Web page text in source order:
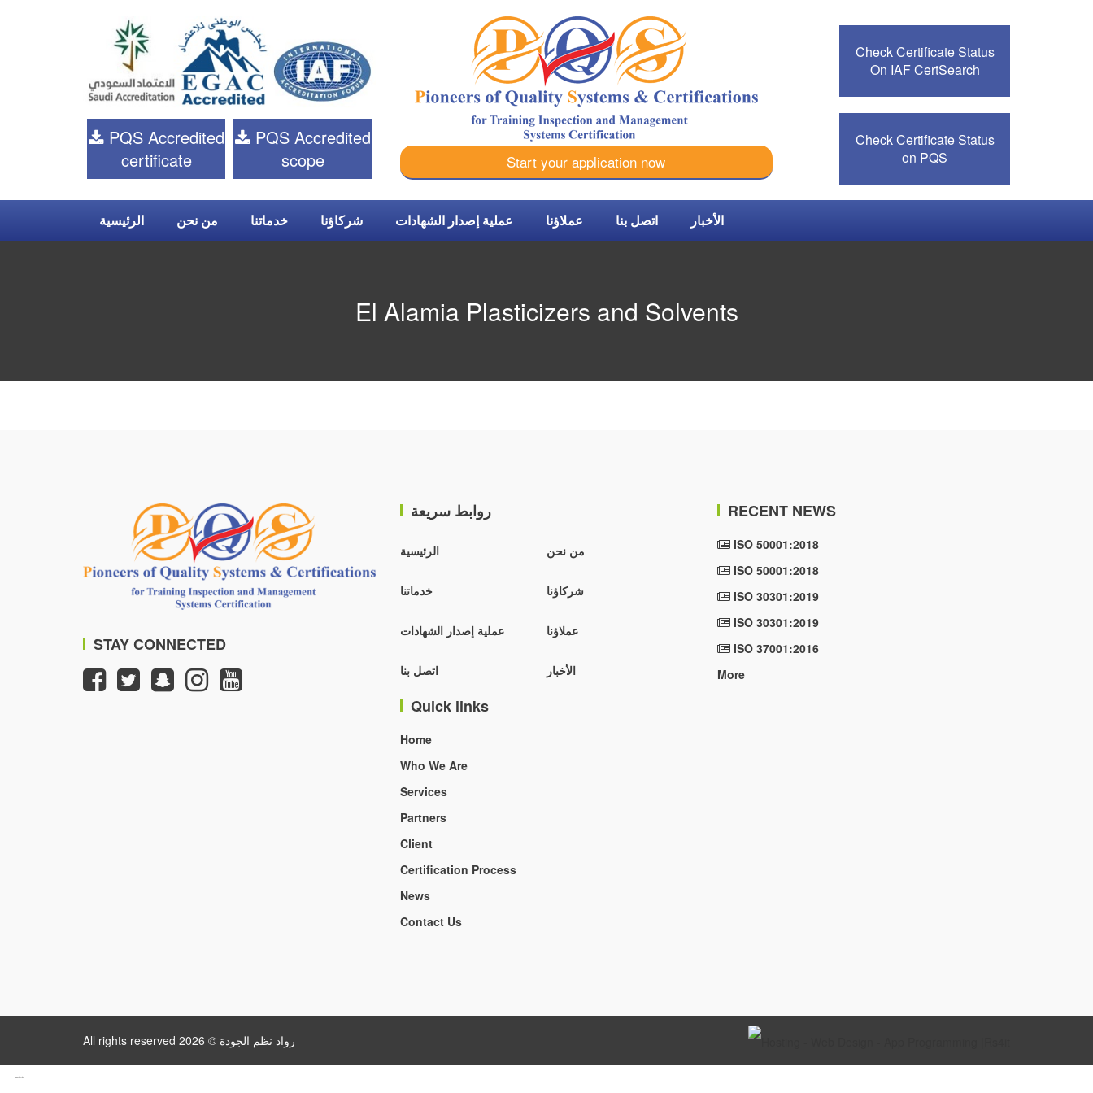
PQS Accredited
certificate
PQS Accredited
scope
Start your application now
Check Certificate Status
On IAF CertSearch
Check Certificate Status
on PQS
الرئيسية من نحن خدماتنا شركاؤنا عملية إصدار الشهادات عملاؤنا اتصل بنا الأخبار
El Alamia Plasticizers and Solvents
STAY CONNECTED
روابط سريعة
الرئيسية من نحن
خدماتنا شركاؤنا
عملية إصدار الشهادات عملاؤنا
اتصل بنا الأخبار
Quick links
Home
Who We Are
Services
Partners
Client
Certification Process
News
Contact Us
RECENT NEWS
ISO 50001:2018
ISO 50001:2018
ISO 30301:2019
ISO 30301:2019
ISO 37001:2016
More
All rights reserved رواد نظم الجودة © 2026